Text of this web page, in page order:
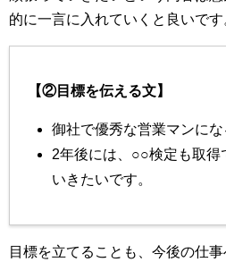
的に一言に入れていくと良いです
【②目標を伝える文】
御社で優秀な営業マンにな
2年後には、○○検定も取得
いきたいです。
目標を立てることも、今後の仕